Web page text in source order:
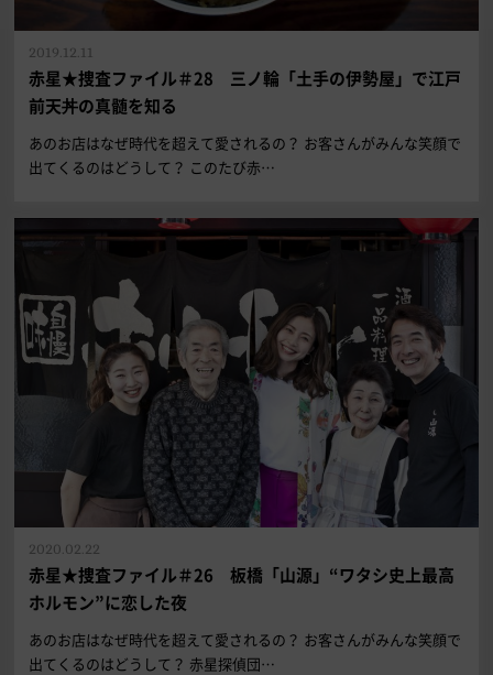
赤星★捜査ファイル＃28 三ノ輪「土手の伊勢屋」で江戸
前天丼の真髄を知る
2019.12.11
あのお店はなぜ時代を超えて愛されるの？ お客さんがみんな笑顔で
出てくるのはどうして？ このたび赤…
赤星★捜査ファイル＃26 板橋「山源」“ワタシ史上最高
ホルモン”に恋した夜
2020.02.22
あのお店はなぜ時代を超えて愛されるの？ お客さんがみんな笑顔で
出てくるのはどうして？ 赤星探偵団…